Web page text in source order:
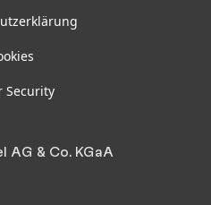
Security
AG & Co. KGaA